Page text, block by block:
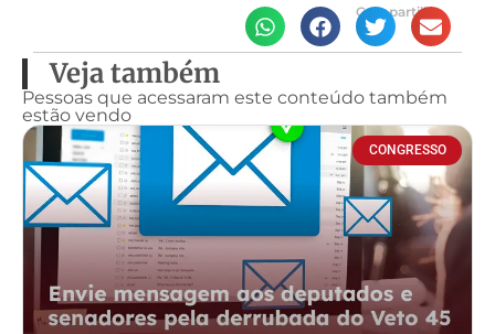
Compartilhe
Veja também
Pessoas que acessaram este conteúdo também
estão vendo
CONGRESSO